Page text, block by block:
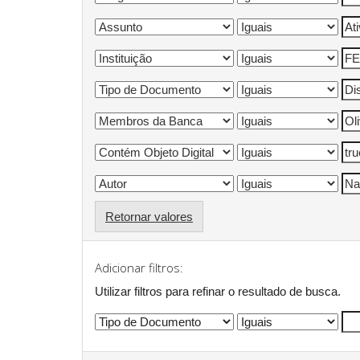
Retornar valores
Adicionar filtros:
Utilizar filtros para refinar o resultado de busca.